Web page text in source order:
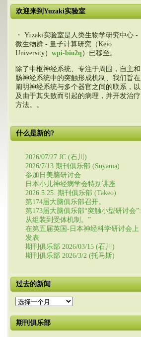
欢迎来到Yuzaki实验室
・ Yuzaki实验室是人类生物学研究中心 -
微生物群 - 量子计算研究（Keio
University） wpi-bio2q ）已移至。
除了中枢神经系统、专注于周围，自主和
肠神经系统中的突触形成机制、我们旨在
阐明神经系统与多个器官之间的联系，以
及由于其失败而引起的病理，并开发治疗
方法。。
什么是新的?
2026/07/27 JC (石川)
2026/7/13 期刊俱乐部 (Suyama)
参加日美脑研讨会
日本小儿神经病学会特别讲座
2026.5.25. 期刊俱乐部 (Takeo)
第174届大脑俱乐部召开。
第173届大脑俱乐部“突触小型研讨会”:
从组装到受体机制。”
在第五届英国-日本神经科学研讨会上
发表
期刊俱乐部 2026/03/15 (石川)
期刊俱乐部 2026/3/2 (托马斯)
过去的新闻
过
的
新
期刊俱乐部